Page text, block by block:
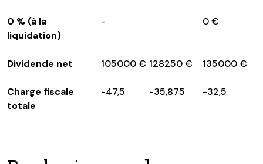
0 % (à la
liquidation)
- 0 €
Dividende net 105000 € 128250 € 135000 €
Charge fiscale
totale
-47,5 -35,875 -32,5